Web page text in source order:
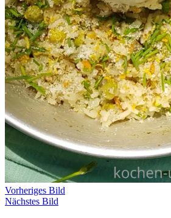
Vorheriges Bild
Nächstes Bild